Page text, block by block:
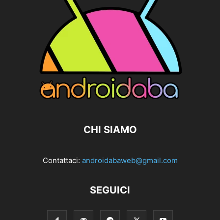
CHI SIAMO
Contattaci: androidabaweb@gmail.com
SEGUICI